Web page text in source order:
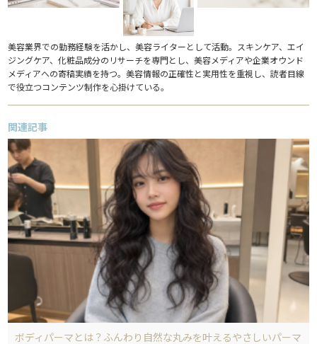
美容業界での勤務経験を活かし、美容ライターとして活動。スキンケア、エイ
ジングケア、化粧品成分のリサーチを専門とし、美容メディアや企業オウンド
メディアへの寄稿実績を持つ。美容情報の正確性と実用性を重視し、読者目線
で役立つコンテンツ制作を心掛けている。
関連記事
ボディパーマとは？ふんわり自然な丸みを叶えるやさしいパーマ